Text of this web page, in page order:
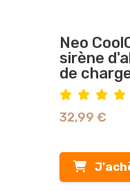
Neo
sirène
de
32,99 €